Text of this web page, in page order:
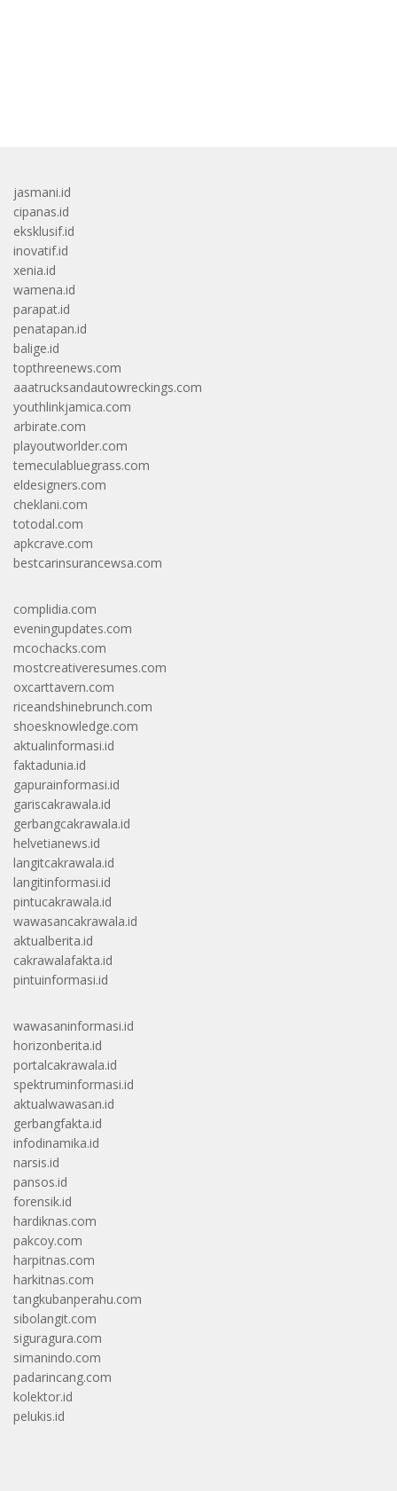
jasmani.id
cipanas.id
eksklusif.id
inovatif.id
xenia.id
wamena.id
parapat.id
penatapan.id
balige.id
topthreenews.com
aaatrucksandautowreckings.com
youthlinkjamica.com
arbirate.com
playoutworlder.com
temeculabluegrass.com
eldesigners.com
cheklani.com
totodal.com
apkcrave.com
bestcarinsurancewsa.com
complidia.com
eveningupdates.com
mcochacks.com
mostcreativeresumes.com
oxcarttavern.com
riceandshinebrunch.com
shoesknowledge.com
aktualinformasi.id
faktadunia.id
gapurainformasi.id
gariscakrawala.id
gerbangcakrawala.id
helvetianews.id
langitcakrawala.id
langitinformasi.id
pintucakrawala.id
wawasancakrawala.id
aktualberita.id
cakrawalafakta.id
pintuinformasi.id
wawasaninformasi.id
horizonberita.id
portalcakrawala.id
spektruminformasi.id
aktualwawasan.id
gerbangfakta.id
infodinamika.id
narsis.id
pansos.id
forensik.id
hardiknas.com
pakcoy.com
harpitnas.com
harkitnas.com
tangkubanperahu.com
sibolangit.com
siguragura.com
simanindo.com
padarincang.com
kolektor.id
pelukis.id